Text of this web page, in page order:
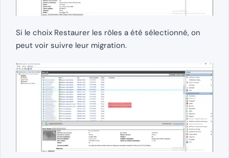
Si le choix Restaurer les rôles a été sélectionné, on
peut voir suivre leur migration.